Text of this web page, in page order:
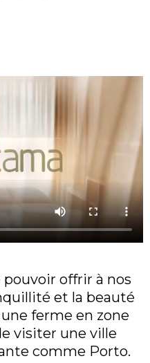
offrir à nos
et la beauté
ferme en zone
visiter une ville
comme Porto.